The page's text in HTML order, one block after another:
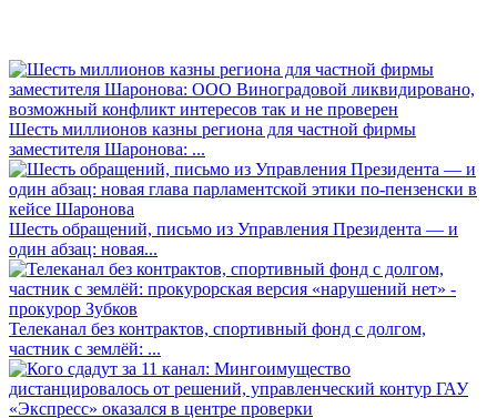
Шесть миллионов казны региона для частной фирмы
заместителя Шаронова: ...
Шесть обращений, письмо из Управления Президента — и
один абзац: новая...
Телеканал без контрактов, спортивный фонд с долгом,
частник с землёй: ...